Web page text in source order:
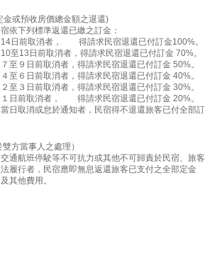
或預收房價總金額之退還)
依下列標準返還已繳之訂金：
14日前取消者， 得請求民宿退還已付訂金100%。
至13日前取消者，得請求民宿退還已付訂金 70%。
至９日前取消者，得請求民宿退還已付訂金 50%。
至６日前取消者，得請求民宿退還已付訂金 40%。
至３日前取消者，得請求民宿退還已付訂金 30%。
１日前取消者， 得請求民宿退還已付訂金 20%。
日取消或怠於通知者，民宿得不退還旅客已付全部訂
雙方當事人之處理）
通航班停駛等不可抗力或其他不可歸責於民宿、旅客
履行者，民宿應即無息返還旅客已支付之全部定金
其他費用。